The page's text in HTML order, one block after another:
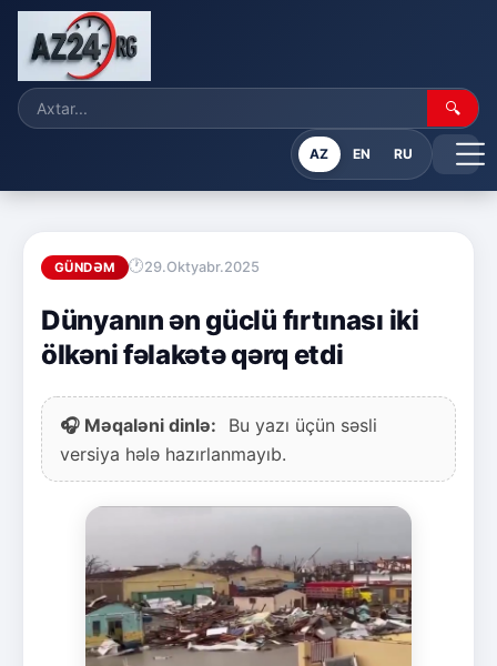
🔍
AZ EN RU
GÜNDƏM 29.Oktyabr.2025
Dünyanın ən güclü fırtınası iki
ölkəni fəlakətə qərq etdi
🎧 Məqaləni dinlə:
Bu yazı üçün səsli
versiya hələ hazırlanmayıb.